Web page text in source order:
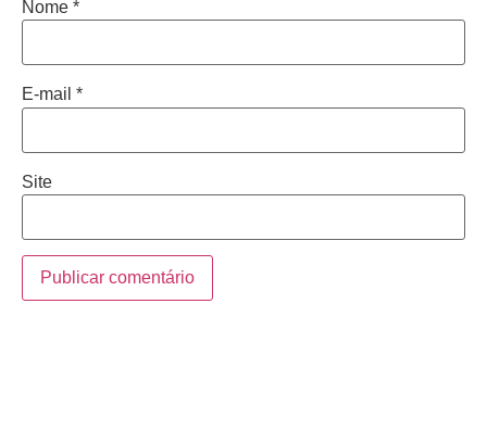
Nome *
E-mail *
Site